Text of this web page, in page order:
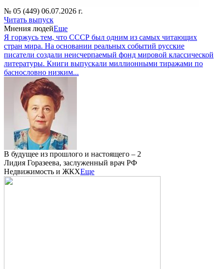
№ 05 (449) 06.07.2026 г.
Читать выпуск
Мнения людейЕще
Я горжусь тем, что СССР был одним из самых читающих
стран мира. На основании реальных событий русские
писатели создали неисчерпаемый фонд мировой классической
литературы. Книги выпускали миллионными тиражами по
баснословно низким...
В будущее из прошлого и настоящего – 2
Лидия Горазеева, заслуженный врач РФ
Недвижимость и ЖКХЕще